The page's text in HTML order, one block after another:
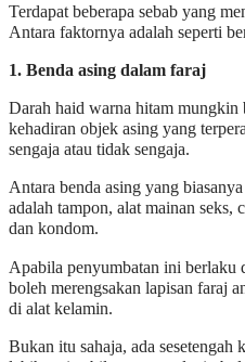
Terdapat beberapa sebab yang
Antara faktornya adalah seperti
1. Benda asing dalam faraj
Darah haid warna hitam mungkin
kehadiran objek asing yang
sengaja atau tidak sengaja.
Antara benda asing yang
adalah tampon, alat mainan seks,
dan kondom.
Apabila penyumbatan ini berlaku
boleh merengsakan lapisan faraj
di alat kelamin.
Bukan itu sahaja, ada sesetengah